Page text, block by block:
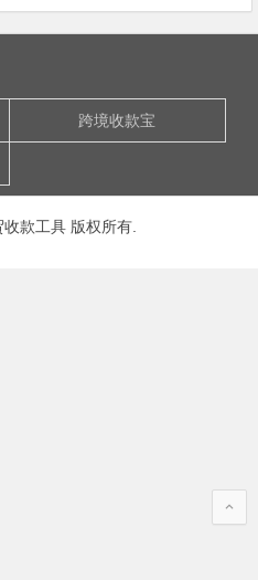
跨境收款宝
款工具 版权所有.